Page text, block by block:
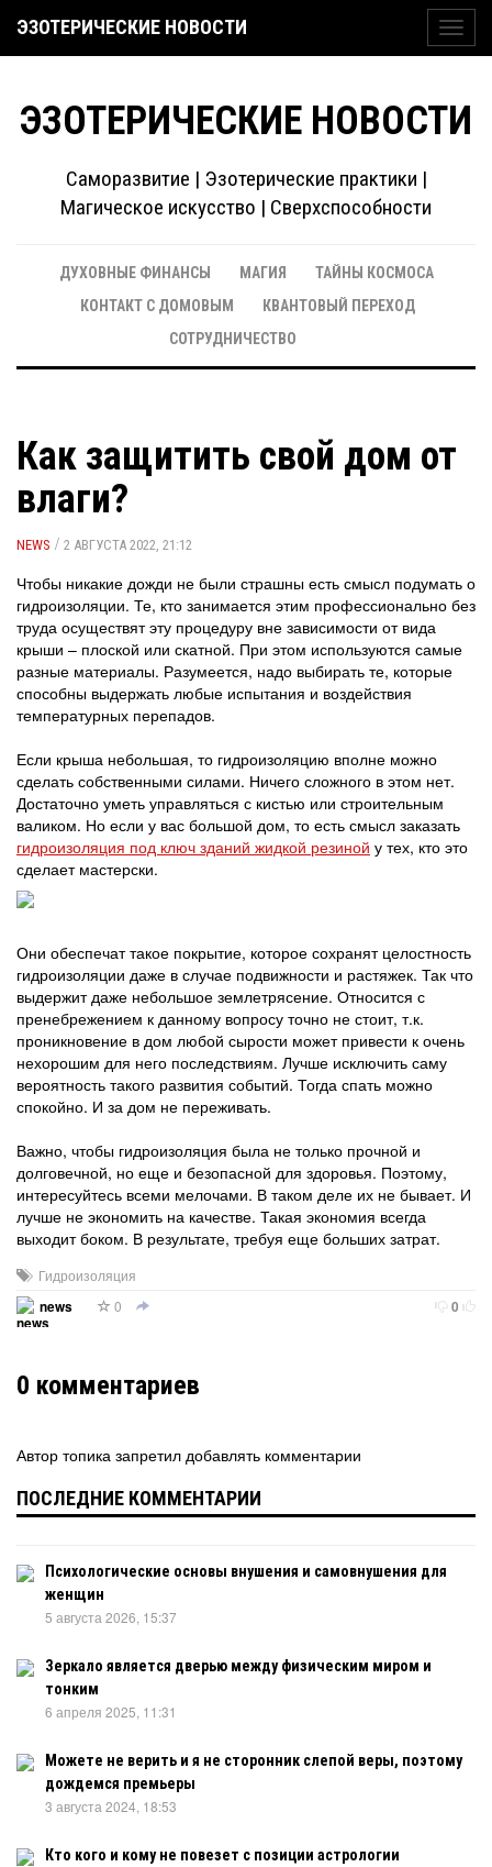
ЭЗОТЕРИЧЕСКИЕ НОВОСТИ
ЭЗОТЕРИЧЕСКИЕ НОВОСТИ
Саморазвитие | Эзотерические практики |
Магическое искусство | Сверхспособности
ДУХОВНЫЕ ФИНАНСЫ МАГИЯ
ТАЙНЫ КОСМОСА
КОНТАКТ С ДОМОВЫМ
КВАНТОВЫЙ ПЕРЕХОД
СОТРУДНИЧЕСТВО
Как защитить свой дом от
влаги?
NEWS / 2 АВГУСТА 2022, 21:12
Чтобы никакие дожди не были страшны есть смысл подумать о
гидроизоляции. Те, кто занимается этим профессионально без
труда осуществят эту процедуру вне зависимости от вида
крыши – плоской или скатной. При этом используются самые
разные материалы. Разумеется, надо выбирать те, которые
способны выдержать любые испытания и воздействия
температурных перепадов.
Если крыша небольшая, то гидроизоляцию вполне можно
сделать собственными силами. Ничего сложного в этом нет.
Достаточно уметь управляться с кистью или строительным
валиком. Но если у вас большой дом, то есть смысл заказать
гидроизоляция под ключ зданий жидкой резиной у тех, кто это
сделает мастерски.
Они обеспечат такое покрытие, которое сохранят целостность
гидроизоляции даже в случае подвижности и растяжек. Так что
выдержит даже небольшое землетрясение. Относится с
пренебрежением к данному вопросу точно не стоит, т.к.
проникновение в дом любой сырости может привести к очень
нехорошим для него последствиям. Лучше исключить саму
вероятность такого развития событий. Тогда спать можно
спокойно. И за дом не переживать.
Важно, чтобы гидроизоляция была не только прочной и
долговечной, но еще и безопасной для здоровья. Поэтому,
интересуйтесь всеми мелочами. В таком деле их не бывает. И
лучше не экономить на качестве. Такая экономия всегда
выходит боком. В результате, требуя еще больших затрат.
Гидроизоляция
news
0 0
0 комментариев
Автор топика запретил добавлять комментарии
ПОСЛЕДНИЕ КОММЕНТАРИИ
Психологические основы внушения и самовнушения для
женщин
5 августа 2026, 15:37
Зеркало является дверью между физическим миром и
тонким
6 апреля 2025, 11:31
Можете не верить и я не сторонник слепой веры, поэтому
дождемся премьеры
3 августа 2024, 18:53
Кто кого и кому не повезет с позиции астрологии